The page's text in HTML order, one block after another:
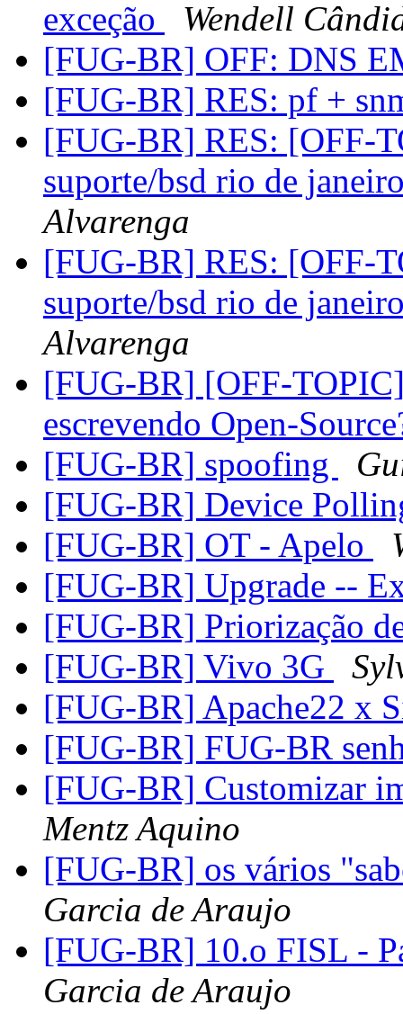
exceção
Wendell
[FUG-BR] OFF: DNS
[FUG-BR] RES: pf +
[FUG-BR] RES: [OFF-
suporte/bsd rio de
Alvarenga
[FUG-BR] RES: [OFF-
suporte/bsd rio de
Alvarenga
[FUG-BR] [OFF-
escrevendo Open-
[FUG-BR] spoofing
[FUG-BR] Device
[FUG-BR] OT - Apelo
[FUG-BR] Upgrade --
[FUG-BR] Priorização
[FUG-BR] Vivo 3G
[FUG-BR] Apache22 x
[FUG-BR] FUG-BR
[FUG-BR] Customizar
Mentz Aquino
[FUG-BR] os vários
Garcia de Araujo
[FUG-BR] 10.o FISL -
Garcia de Araujo